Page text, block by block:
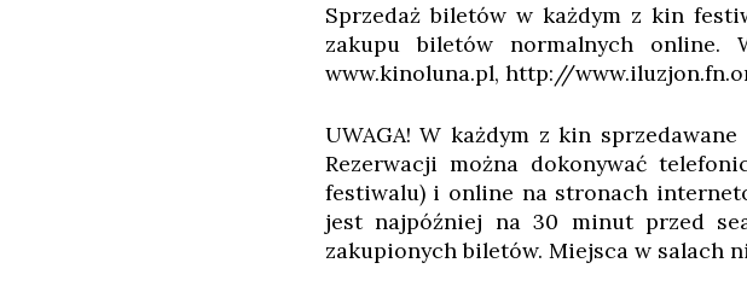
Sprzedaż biletów w każdym z kin
zakupu biletów normalnych online.
www.kinoluna.pl, http://
UWAGA! W każdym z kin
Rezerwacji można dokonywać
festiwalu) i online na stronach
jest najpóźniej na 30 minut przed
zakupionych biletów. Miejsca w salach